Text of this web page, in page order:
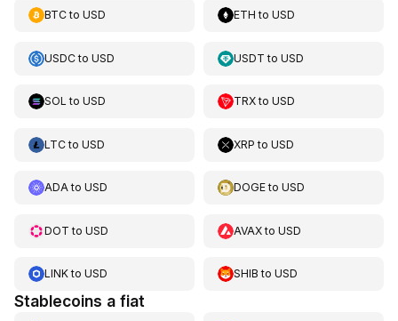
BTCto USD ETH toUSD
USDCto USD USDT toUSD
SOL to USD TRXtoUSD
LTCto USD XRP toUSD
ADAto USD DOGEtoUSD
DOT to USD AVAXtoUSD
LINKto USD SHIB toUSD
Stablecoins a fiat